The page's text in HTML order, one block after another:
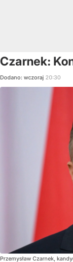
Czarnek:
Dodano: wczoraj 20:30
Przemysław Czarnek,